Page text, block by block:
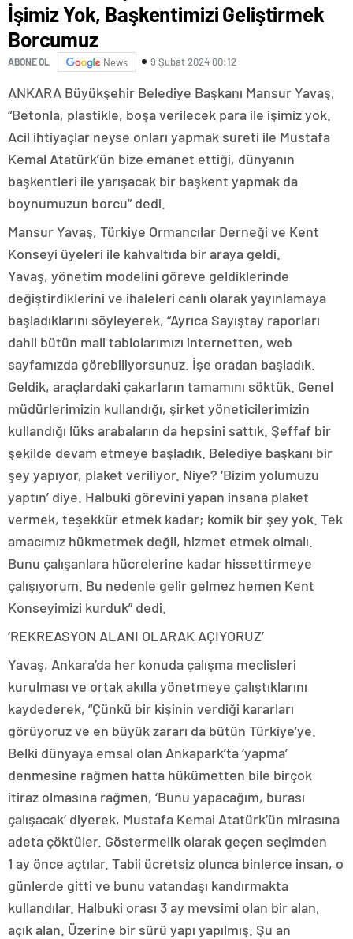
İşimiz Yok, Başkentimizi Geliştirmek
Borcumuz
ABONE OL News 9 Şubat 2024 00:12
ANKARA Büyükşehir Belediye Başkanı Mansur Yavaş,
“Betonla, plastikle, boşa verilecek para ile işimiz yok.
Acil ihtiyaçlar neyse onları yapmak sureti ile Mustafa
Kemal Atatürk’ün bize emanet ettiği, dünyanın
başkentleri ile yarışacak bir başkent yapmak da
boynumuzun borcu” dedi.
Mansur Yavaş, Türkiye Ormancılar Derneği ve Kent
Konseyi üyeleri ile kahvaltıda bir araya geldi.
Yavaş, yönetim modelini göreve geldiklerinde
değiştirdiklerini ve ihaleleri canlı olarak yayınlamaya
başladıklarını söyleyerek, “Ayrıca Sayıştay raporları
dahil bütün mali tablolarımızı internetten, web
sayfamızda görebiliyorsunuz. İşe oradan başladık.
Geldik, araçlardaki çakarların tamamını söktük. Genel
müdürlerimizin kullandığı, şirket yöneticilerimizin
kullandığı lüks arabaların da hepsini sattık. Şeffaf bir
şekilde devam etmeye başladık. Belediye başkanı bir
şey yapıyor, plaket veriliyor. Niye? ‘Bizim yolumuzu
yaptın’ diye. Halbuki görevini yapan insana plaket
vermek, teşekkür etmek kadar; komik bir şey yok. Tek
amacımız hükmetmek değil, hizmet etmek olmalı.
Bunu çalışanlara hücrelerine kadar hissettirmeye
çalışıyorum. Bu nedenle gelir gelmez hemen Kent
Konseyimizi kurduk” dedi.
‘REKREASYON ALANI OLARAK AÇIYORUZ’
Yavaş, Ankara’da her konuda çalışma meclisleri
kurulması ve ortak akılla yönetmeye çalıştıklarını
kaydederek, “Çünkü bir kişinin verdiği kararları
görüyoruz ve en büyük zararı da bütün Türkiye’ye.
Belki dünyaya emsal olan Ankapark’ta ‘yapma’
denmesine rağmen hatta hükümetten bile birçok
itiraz olmasına rağmen, ‘Bunu yapacağım, burası
çalışacak’ diyerek, Mustafa Kemal Atatürk’ün mirasına
adeta çöktüler. Göstermelik olarak geçen seçimden
1 ay önce açtılar. Tabii ücretsiz olunca binlerce insan, o
günlerde gitti ve bunu vatandaşı kandırmakta
kullandılar. Halbuki orası 3 ay mevsimi olan bir alan,
açık alan. Üzerine bir sürü yapı yapılmış. Şu an